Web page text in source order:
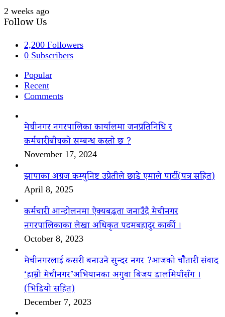
2 weeks ago
Follow Us
2,200 Followers
0 Subscribers
Popular
Recent
Comments
मेचीनगर नगरपालिका कार्यालमा जनप्रतिनिधि र
कर्मचारीबीचको सम्बन्ध कस्तो छ ?
November 17, 2024
झापाका अग्रज कम्युनिष्ट उप्रेतीले छाडे एमाले पार्टी(पत्र सहित)
April 8, 2025
कर्मचारी आन्दोलनमा ऐक्यबद्धता जनाउँदै मेचीनगर
नगरपालिकाका लेखा अधिकृत पदमबहादुर कार्की ।
October 8, 2023
मेचीनगरलाई कसरी बनाउने सुन्दर नगर ?आजको चौैतारी संवाद
‘हाम्रो मेचीनगर’अभियानका अगुवा बिजय डालमियाँसँग ।
(भिडियो सहित)
December 7, 2023